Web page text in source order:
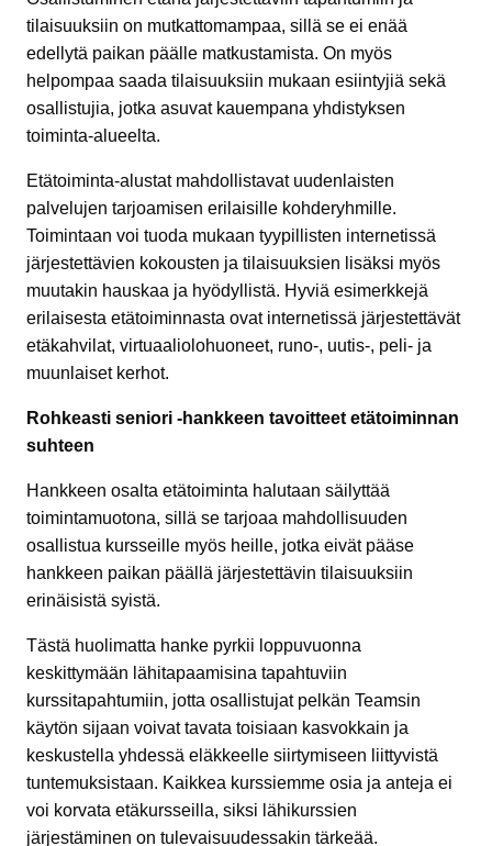
tilaisuuksiin on mutkattomampaa, sillä se ei enää
edellytä paikan päälle matkustamista. On myös
helpompaa saada tilaisuuksiin mukaan esiintyjiä sekä
osallistujia, jotka asuvat kauempana yhdistyksen
toiminta-alueelta.
Etätoiminta-alustat mahdollistavat uudenlaisten
palvelujen tarjoamisen erilaisille kohderyhmille.
Toimintaan voi tuoda mukaan tyypillisten internetissä
järjestettävien kokousten ja tilaisuuksien lisäksi myös
muutakin hauskaa ja hyödyllistä. Hyviä esimerkkejä
erilaisesta etätoiminnasta ovat internetissä järjestettävät
etäkahvilat, virtuaaliolohuoneet, runo-, uutis-, peli- ja
muunlaiset kerhot.
Rohkeasti seniori -hankkeen tavoitteet etätoiminnan
suhteen
Hankkeen osalta etätoiminta halutaan säilyttää
toimintamuotona, sillä se tarjoaa mahdollisuuden
osallistua kursseille myös heille, jotka eivät pääse
hankkeen paikan päällä järjestettävin tilaisuuksiin
erinäisistä syistä.
Tästä huolimatta hanke pyrkii loppuvuonna
keskittymään lähitapaamisina tapahtuviin
kurssitapahtumiin, jotta osallistujat pelkän Teamsin
käytön sijaan voivat tavata toisiaan kasvokkain ja
keskustella yhdessä eläkkeelle siirtymiseen liittyvistä
tuntemuksistaan. Kaikkea kurssiemme osia ja anteja ei
voi korvata etäkursseilla, siksi lähikurssien
järjestäminen on tulevaisuudessakin tärkeää.